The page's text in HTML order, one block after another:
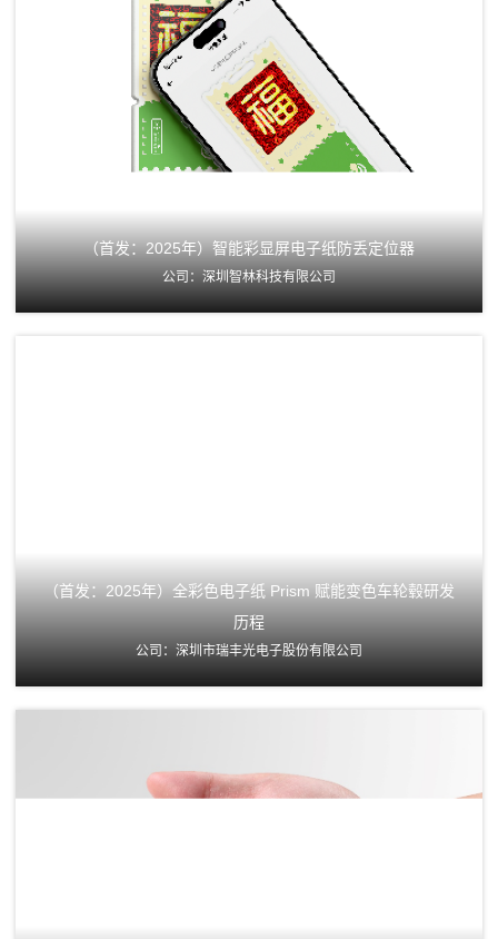
（首发：2025年）智能彩显屏电子纸防丢定位器
公司：深圳智林科技有限公司
（首发：2025年）全彩色电子纸 Prism 赋能变色车轮毂研发
历程
公司：深圳市瑞丰光电子股份有限公司